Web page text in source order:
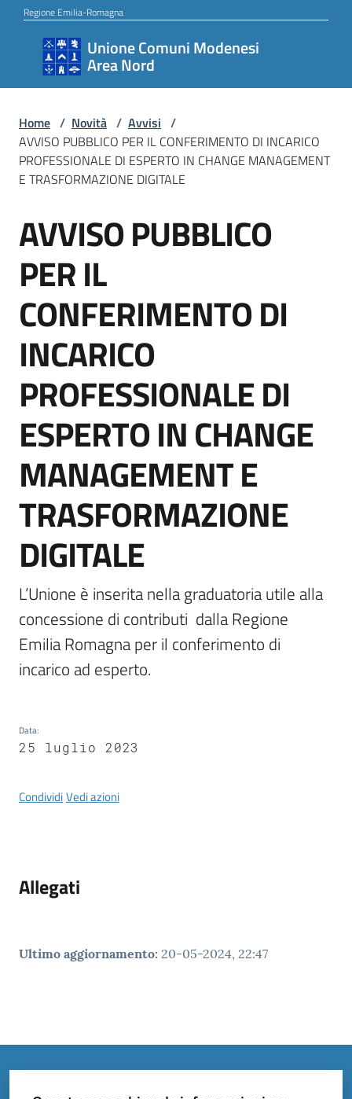
Vai al contenuto
Vai alla navigazione
Vai al footer
Regione Emilia-Romagna
Unione Comuni Modenesi
Area Nord
Unione
Comuni
Area
Nord
Amministrazione
Novità
Servizi
Documenti
e
dati
Scopri
territorio
Tutti
per
Tutti
Home / Novità / Avvisi /
AVVISO PUBBLICO PER IL CONFERIMENTO DI INCARICO
PROFESSIONALE DI ESPERTO IN CHANGE MANAGEMENT
E TRASFORMAZIONE DIGITALE
Salta al contenuto
AVVISO PUBBLICO
PER IL
CONFERIMENTO DI
INCARICO
PROFESSIONALE DI
ESPERTO IN CHANGE
MANAGEMENT E
TRASFORMAZIONE
DIGITALE
L’Unione è inserita nella graduatoria utile alla
concessione di contributi  dalla Regione
Emilia Romagna per il conferimento di
incarico ad esperto.
Data:
25 luglio 2023
CondividiVedi azioni
Allegati
Ultimo aggiornamento: 20-05-2024, 22:47